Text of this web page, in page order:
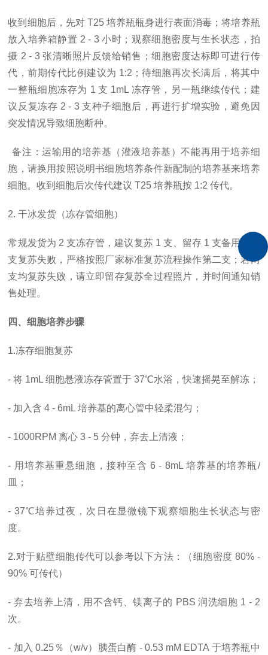
收到细胞后，先对 T25 培养瓶瓶身进行表面消毒；将培养瓶
放入培养箱静置 2 - 3 小时；观察细胞密度与生长状态，拍
摄 2 - 3 张清晰照片反馈给销售；细胞密度达标即可进行传
代，前期传代比例建议为 1:2；待细胞再次长满后，将其中
一整瓶细胞冻存为 1 支 1mL 冻存管，另一瓶继续传代；建
议反复冻存 2 - 3 支种子细胞后，再进行扩增实验，避免因
突发情况导致细胞断种。
备注：运输用的培养基（灌液培养基）不能再用于培养细
胞，请换用按照说明书细胞培养条件新配制的培养基来培养
细胞。收到细胞后次传代建议 T25 培养瓶按 1:2 传代。
2. 干冰发货（冻存管细胞）
常规发货为 2 支冻存管，建议复苏 1 支、留存 1 支备用；若
支复苏失败，严格按照厂家标准复苏流程操作第二支；若两
支均复苏失败，请立即留存复苏全过程照片，并时间通知销
售处理。
四、细胞培养步骤
1.冻存细胞复苏
- 将 1mL 细胞悬液冻存管置于 37℃水浴，快速摇晃至解冻；
- 加入含 4 - 6mL 培养基的离心管中轻柔混匀；
- 1000RPM 离心 3 - 5 分钟，弃去上清液；
- 用培养基重悬细胞，接种至含 6 - 8mL 培养基的培养瓶/
皿；
- 37℃培养过夜，次日在显微镜下观察细胞生长状态与密
度。
2.对于贴壁细胞传代可以参考以下方法：（细胞密度 80% -
90% 可传代）
- 弃去培养上清，用不含钙、镁离子的 PBS 润洗细胞 1 - 2
次。
- 加入 0.25％（w/v）胰蛋白酶 - 0.53 mM EDTA 于培养瓶中